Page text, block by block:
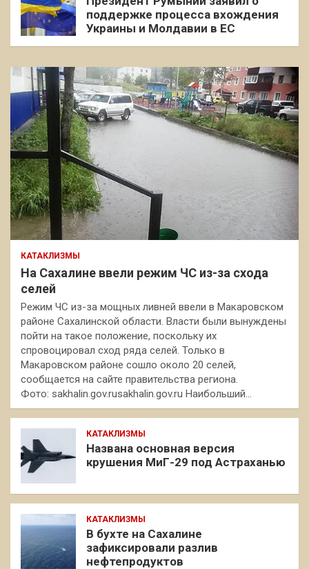
поддержке процесса вхождения
Украины и Молдавии в ЕС
КАТАКЛИЗМЫ
На Сахалине ввели режим ЧС из-за схода
селей
Режим ЧС из-за мощных ливней ввели в Макаровском
районе Сахалинской области. Власти были вынуждены
пойти на такое положение, поскольку их
спровоцировал сход ряда селей. Только в
Макаровском районе сошло около 20 селей,
сообщается на сайте правительства региона.
Фото: sakhalin.gov.rusakhalin.gov.ru Наибольший…
КАТАКЛИЗМЫ
Названа основная версия
крушения МиГ-29 под Астраханью
КАТАКЛИЗМЫ
В бухте на Сахалине
зафиксировали разлив
нефтепродуктов